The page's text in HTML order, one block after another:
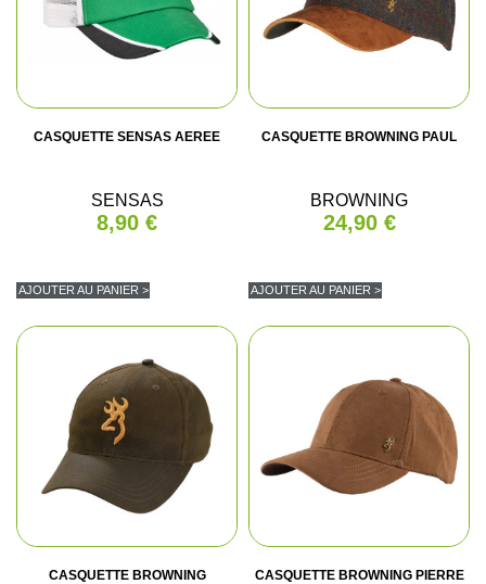
CASQUETTE SENSAS AEREE
SENSAS
8,90 €
AJOUTER AU PANIER >
CASQUETTE BROWNING PAUL
BROWNING
24,90 €
AJOUTER AU PANIER >
CASQUETTE BROWNING
CASQUETTE BROWNING PIERRE